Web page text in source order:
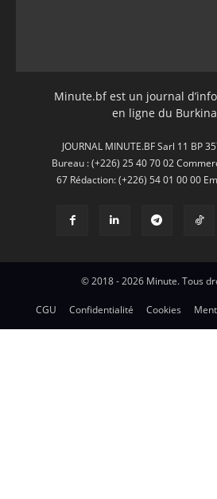
Minute.bf est un journal
en ligne du
JOURNAL MINUTE.BF Sarl 11 BP
Bureau : (+226) 25 40 70 02
67 Rédaction: (+226) 54 01 00 00
© 2018 - 2026 Minute. Tous
CGU Confidentialité Cookies